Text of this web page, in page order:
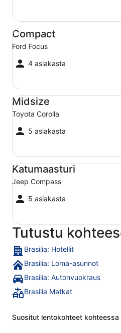
Compact
Ford Focus
4 asiakasta
Compact Ford Focus
Midsize
Toyota Corolla
5 asiakasta
Midsize Toyota Corolla
Katumaasturi
Jeep Compass
5 asiakasta
Katumaasturi Jeep Compass
Tutustu
Brasilia: Hotellit
Brasilia: Loma-asunnot
Brasilia: Autonvuokraus
Brasilia Matkat
Suositut lentokohteet kohteessa